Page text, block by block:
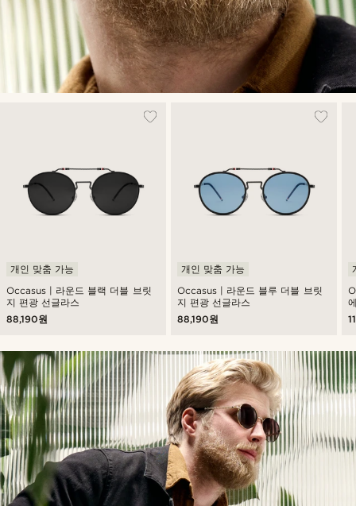
Occasus | 라운드 블랙 더블 브릿
지 편광 선글라스
개인 맞춤 가능
88,190원
Occasus | 라운드 블루 더블 브릿
지 편광 선글라스
개인 맞춤 가능
88,190원